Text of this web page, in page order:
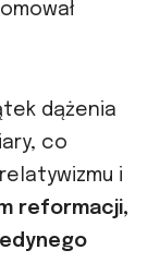
dążenia
co
i
reformacji,